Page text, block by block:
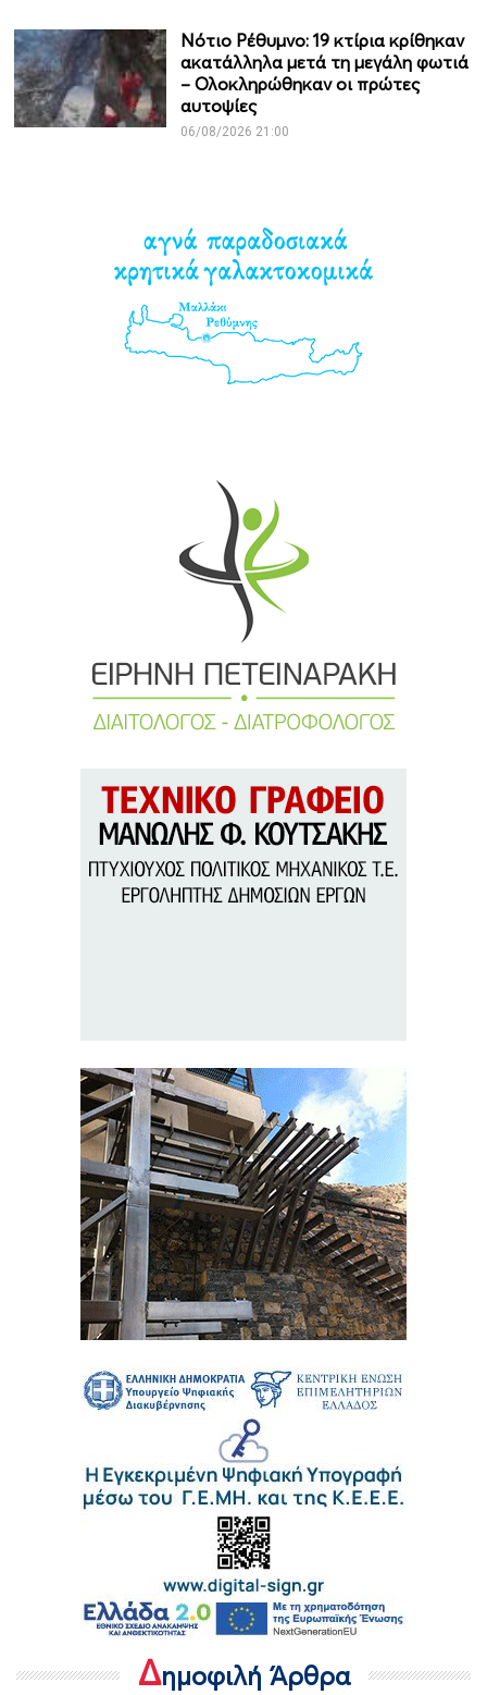
Νότιο Ρέθυμνο: 19 κτίρια κρίθηκαν
ακατάλληλα μετά τη μεγάλη φωτιά
– Ολοκληρώθηκαν οι πρώτες
αυτοψίες
06/08/2026 21:00
Δημοφιλή Άρθρα